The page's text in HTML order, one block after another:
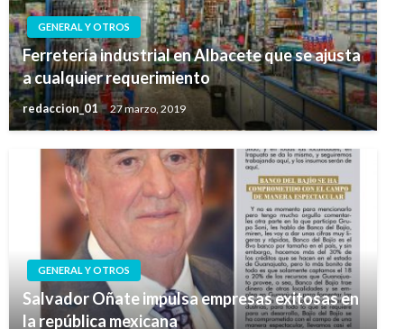
GENERAL Y OTROS
Ferretería industrial en Albacete que se ajusta
a cualquier requerimiento
redaccion_01 27 marzo, 2019
GENERAL Y OTROS
Salvador Oñate impulsa empresas exitosas en
la república mexicana